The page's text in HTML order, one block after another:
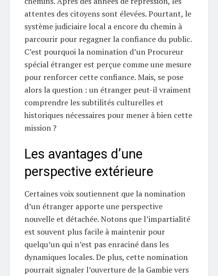
attentes des citoyens sont élevées. Pourtant, le
système judiciaire local a encore du chemin à
parcourir pour regagner la confiance du public.
C’est pourquoi la nomination d’un Procureur
spécial étranger est perçue comme une mesure
pour renforcer cette confiance. Mais, se pose
alors la question : un étranger peut-il vraiment
comprendre les subtilités culturelles et
historiques nécessaires pour mener à bien cette
mission ?
Les avantages d’une
perspective extérieure
Certaines voix soutiennent que la nomination
d’un étranger apporte une perspective
nouvelle et détachée. Notons que l’impartialité
est souvent plus facile à maintenir pour
quelqu’un qui n’est pas enraciné dans les
dynamiques locales. De plus, cette nomination
pourrait signaler l’ouverture de la Gambie vers